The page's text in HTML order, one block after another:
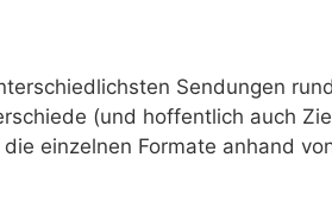
Sendungen
(und hoffentlich auch
einzelnen Formate anhand